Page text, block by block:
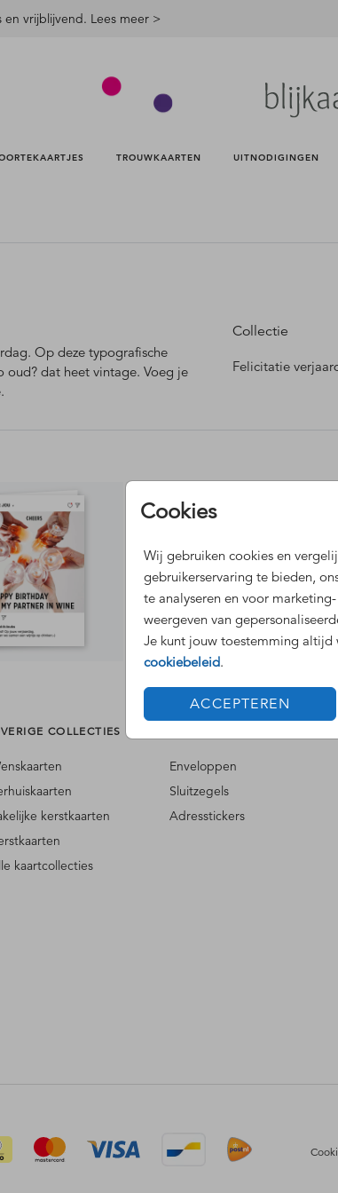
vrijblijvend. Lees meer >
TROUWKAARTEN UITNODIGINGEN
Cookies
Wij gebruiken cookies en
gebruikerservaring te bieden,
te analyseren en voor
weergeven van
Je kunt jouw toestemming altijd
cookiebeleid.
ACCEPTEREN
Op deze typografische
oud? dat heet vintage. Voeg je
Collectie
Felicitatie
COLLECTIES
kerstkaarten
kaartcollecties
Enveloppen
Sluitzegels
Adresstickers